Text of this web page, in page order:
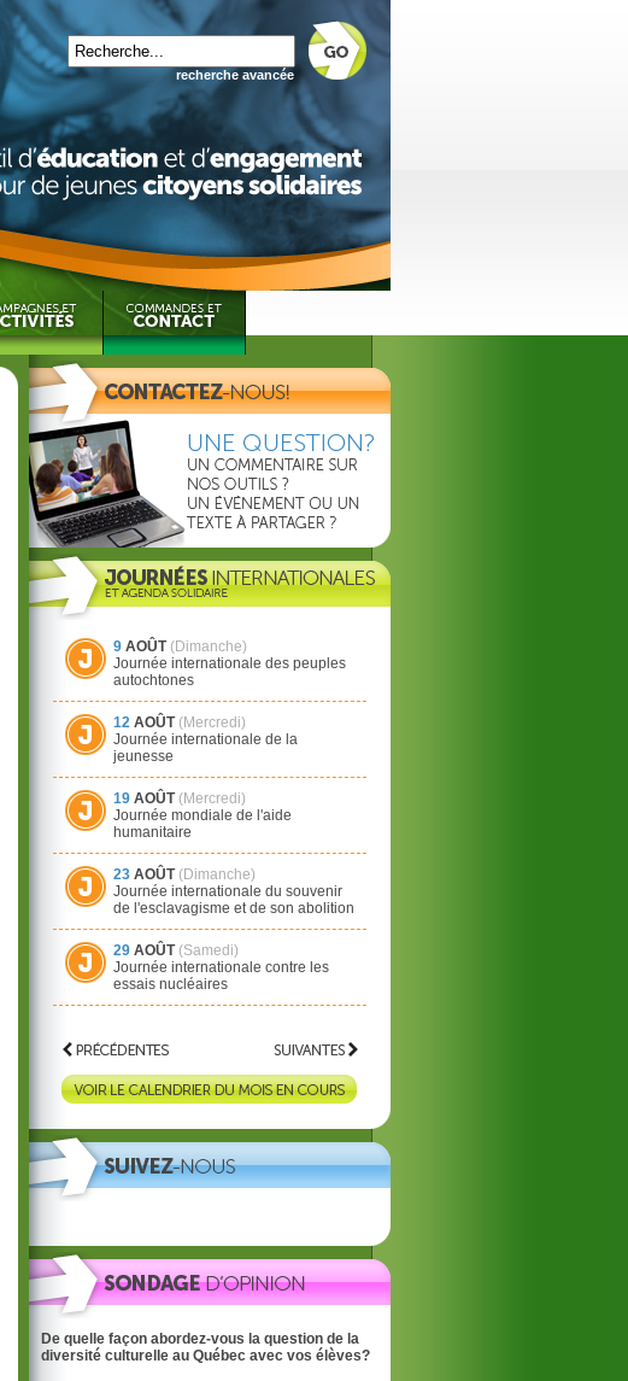
recherche avancée
9 AOÛT (Dimanche)
Journée internationale des peuples
autochtones
12 AOÛT (Mercredi)
Journée internationale de la
jeunesse
19 AOÛT (Mercredi)
Journée mondiale de l'aide
humanitaire
23 AOÛT (Dimanche)
Journée internationale du souvenir
de l'esclavagisme et de son abolition
29 AOÛT (Samedi)
Journée internationale contre les
essais nucléaires
De quelle façon abordez-vous la question de la
diversité culturelle au Québec avec vos élèves?